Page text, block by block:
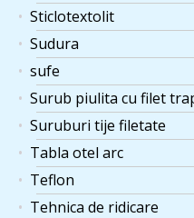
Sticlotextolit
Sudura
sufe
Surub piulita cu filet
Suruburi tije filetate
Tabla otel arc
Teflon
Tehnica de ridicare